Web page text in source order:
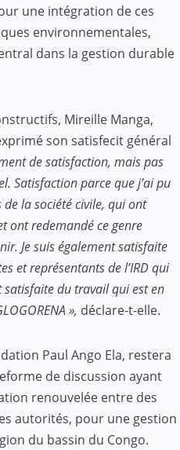
une intégration de ces
environnementales,
dans la gestion durable
Mireille Manga,
son satisfecit général
de satisfaction, mais pas
Satisfaction parce que j’ai pu
la société civile, qui ont
ont redemandé ce genre
Je suis également satisfaite
et représentants de l’IRD qui
satisfaite du travail qui est en
», déclare-t-elle.
Paul Ango Ela, restera
de discussion ayant
renouvelée entre des
autorités, pour une gestion
du bassin du Congo.